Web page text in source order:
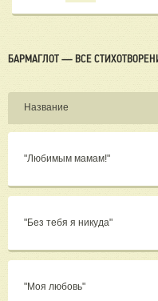
БАРМАГЛОТ — ВСЕ
Название
"Любимым мамам!"
"Без тебя я никуда"
"Моя любовь"